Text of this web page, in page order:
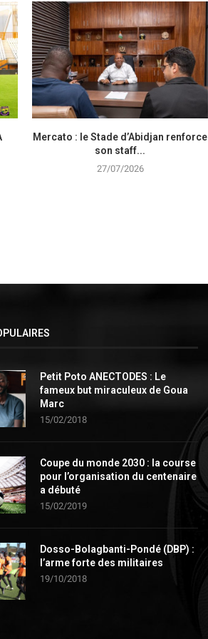
Mercato : le Stade d’Abidjan renforce
son staff...
27/07/2026
Petit Poto ANECTODES : Le
fameux but miraculeux de Goua
Marc
15/02/2018
Coupe du monde 2030 : la course
pour l’organisation du centenaire
a débuté
15/02/2019
Dosso-Bolagbanti-Pondé (DBP) :
l’arme forte des militaires
19/10/2018